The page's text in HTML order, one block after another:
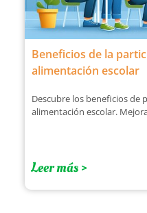
Beneficios de la
alimentación escolar
Descubre los beneficios de
alimentación escolar.
Leer más >